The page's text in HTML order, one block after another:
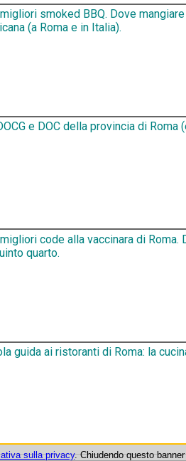
smoked BBQ. Dove
(a Roma e in Italia).
e DOC della provincia di Roma
code alla vaccinara di Roma.
quarto.
guida ai ristoranti di Roma: la
sulla privacy. Chiudendo questo